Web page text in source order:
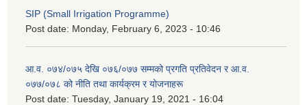
SIP (Small Irrigation Programme)
Post date: Monday, February 6, 2023 - 10:46
आ.व. ०७४/०७५ देखि ०७६/०७७ सम्मको प्रगति प्रतिवेदन र आ.व.
०७७/०७८ को नीति तथा कार्यक्रम र योजनाहरू
Post date: Tuesday, January 19, 2021 - 16:04